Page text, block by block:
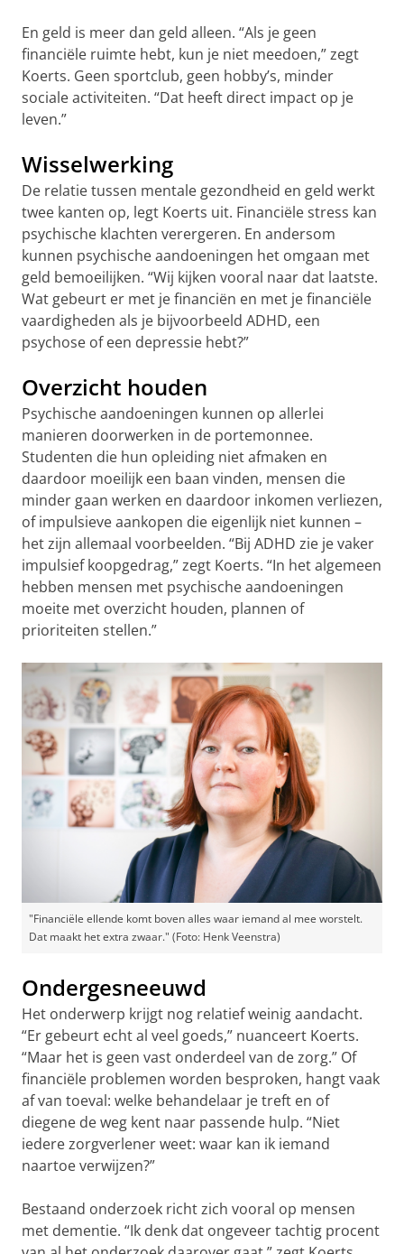
En geld is meer dan geld alleen. “Als je geen
financiële ruimte hebt, kun je niet meedoen,” zegt
Koerts. Geen sportclub, geen hobby’s, minder
sociale activiteiten. “Dat heeft direct impact op je
leven.”
Wisselwerking
De relatie tussen mentale gezondheid en geld werkt
twee kanten op, legt Koerts uit. Financiële stress kan
psychische klachten verergeren. En andersom
kunnen psychische aandoeningen het omgaan met
geld bemoeilijken. “Wij kijken vooral naar dat laatste.
Wat gebeurt er met je financiën en met je financiële
vaardigheden als je bijvoorbeeld ADHD, een
psychose of een depressie hebt?”
Overzicht houden
Psychische aandoeningen kunnen op allerlei
manieren doorwerken in de portemonnee.
Studenten die hun opleiding niet afmaken en
daardoor moeilijk een baan vinden, mensen die
minder gaan werken en daardoor inkomen verliezen,
of impulsieve aankopen die eigenlijk niet kunnen –
het zijn allemaal voorbeelden. “Bij ADHD zie je vaker
impulsief koopgedrag,” zegt Koerts. “In het algemeen
hebben mensen met psychische aandoeningen
moeite met overzicht houden, plannen of
prioriteiten stellen.”
"Financiële ellende komt boven alles waar iemand al mee worstelt.
Dat maakt het extra zwaar." (Foto: Henk Veenstra)
Ondergesneeuwd
Het onderwerp krijgt nog relatief weinig aandacht.
“Er gebeurt echt al veel goeds,” nuanceert Koerts.
“Maar het is geen vast onderdeel van de zorg.” Of
financiële problemen worden besproken, hangt vaak
af van toeval: welke behandelaar je treft en of
diegene de weg kent naar passende hulp. “Niet
iedere zorgverlener weet: waar kan ik iemand
naartoe verwijzen?”
Bestaand onderzoek richt zich vooral op mensen
met dementie. “Ik denk dat ongeveer tachtig procent